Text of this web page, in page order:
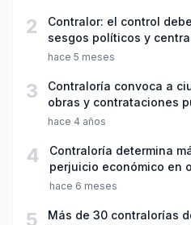
2
Contralor: el control
sesgos políticos y
público
hace 5 meses
3
Contraloría convoca a
obras y contrataciones
hace 4 años
4
Contraloría determina
perjuicio económico en
de Apoyo de Yungay
hace 6 meses
5
Más de 30 contralorías